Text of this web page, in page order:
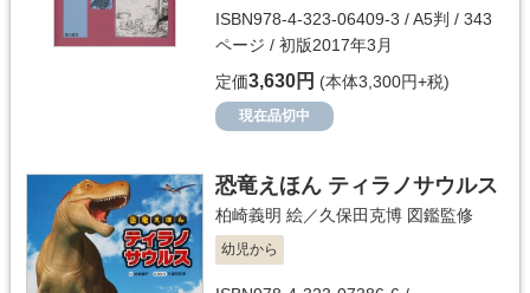
ISBN978-4-323-06409-3 / A5判 / 343
ページ / 初版2017年3月
定価3,630円 (本体3,300円+税)
現在品切中
恐竜えほん ティラノサウルス
柏崎義明 絵／久保田克博 図鑑監修
幼児から